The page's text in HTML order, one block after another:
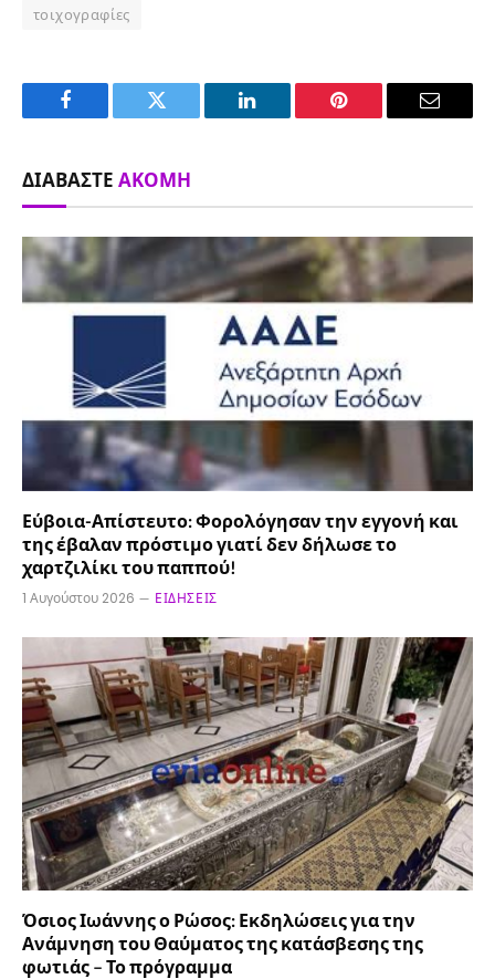
τοιχογραφίες
Facebook Twitter LinkedIn Pinterest Email
ΔΙΑΒΆΣΤΕ ΑΚΌΜΗ
Εύβοια-Απίστευτο: Φορολόγησαν την εγγονή και
της έβαλαν πρόστιμο γιατί δεν δήλωσε το
χαρτζιλίκι του παππού!
1 Αυγούστου 2026 ΕΙΔΉΣΕΙΣ
Όσιος Ιωάννης ο Ρώσος: Εκδηλώσεις για την
Ανάμνηση του Θαύματος της κατάσβεσης της
φωτιάς – Το πρόγραμμα